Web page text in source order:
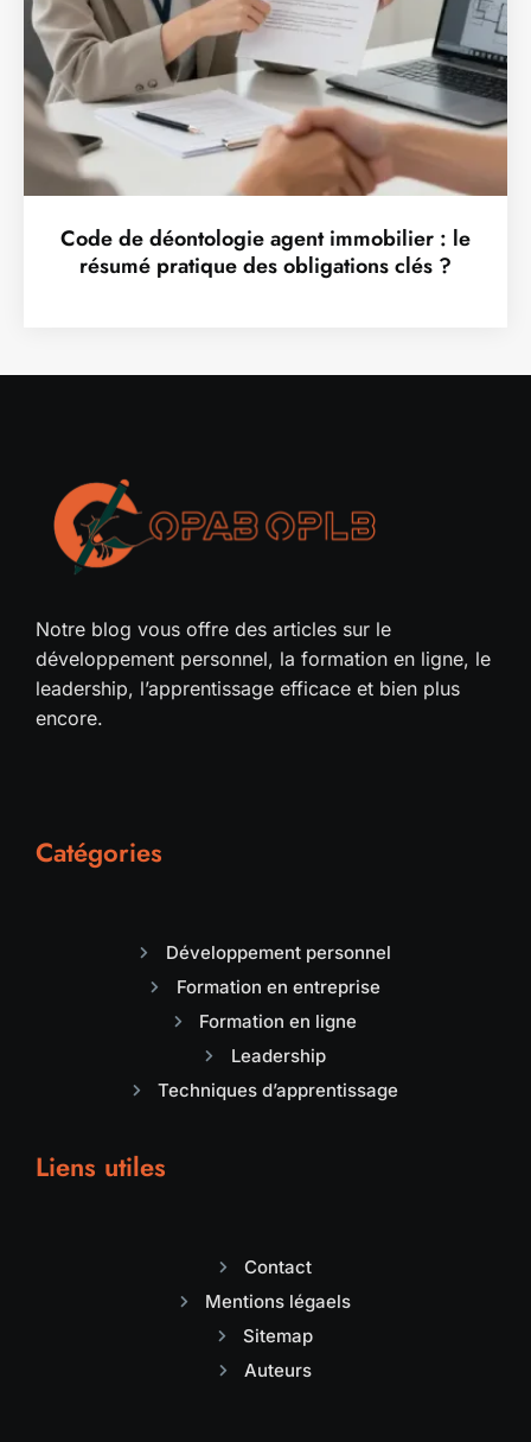
Code de déontologie agent immobilier : le
résumé pratique des obligations clés ?
Notre blog vous offre des articles sur le
développement personnel, la formation en ligne, le
leadership, l’apprentissage efficace et bien plus
encore.
Catégories
Développement personnel
Formation en entreprise
Formation en ligne
Leadership
Techniques d’apprentissage
Liens utiles
Contact
Mentions légaels
Sitemap
Auteurs